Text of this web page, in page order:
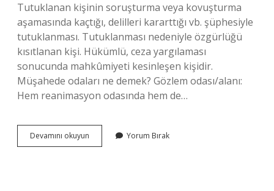
Tutuklanan kişinin soruşturma veya kovuşturma
aşamasında kaçtığı, delilleri kararttığı vb. şüphesiyle
tutuklanması. Tutuklanması nedeniyle özgürlüğü
kısıtlanan kişi. Hükümlü, ceza yargılaması
sonucunda mahkûmiyeti kesinleşen kişidir.
Müşahede odaları ne demek? Gözlem odası/alanı:
Hem reanimasyon odasında hem de…
Devamını okuyun Cezaevinde
Müşahede
Yorum Bırak